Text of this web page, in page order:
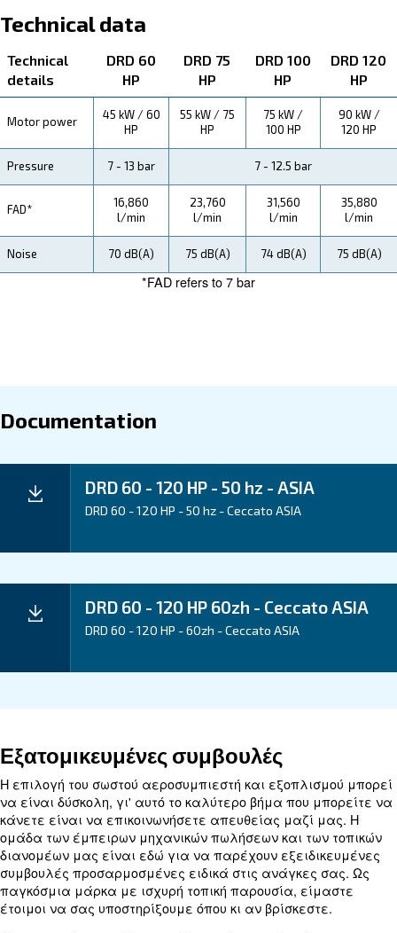
About DRF 150 – 220 HP IVR PM
Explore more about the produyct below. Read about
specification, maintenance, the savings you can gain,
how you can benefit from this range.
Technical Specifications
Maintentance
savings in mind. From our state-of-the-art
energy-efficient design, we aim to drive down
ensuring your business thrives. Experience reduced
consumption and give your venture the competitive
Technical data
Technical
details
DRD 60
HP
DRD 75
HP
DRD 100
HP